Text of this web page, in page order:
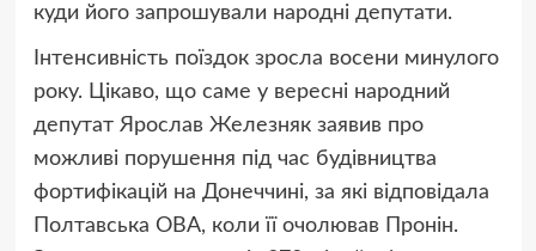
куди його запрошували народні депутати.
Інтенсивність поїздок зросла восени минулого
року. Цікаво, що саме у вересні народний
депутат Ярослав Железняк заявив про
можливі порушення під час будівництва
фортифікацій на Донеччині, за які відповідала
Полтавська ОВА, коли її очолював Пронін.